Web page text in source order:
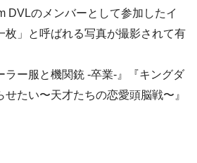
DVLのメンバーとして参加したイ
枚」と呼ばれる写真が撮影されて有
ラー服と機関銃 -卒業-』『キングダ
せたい〜天才たちの恋愛頭脳戦〜』